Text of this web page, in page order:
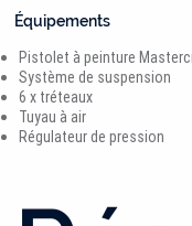
Équipements
Pistolet à peinture
Système de suspension
6 x tréteaux
Tuyau à air
Régulateur de pression